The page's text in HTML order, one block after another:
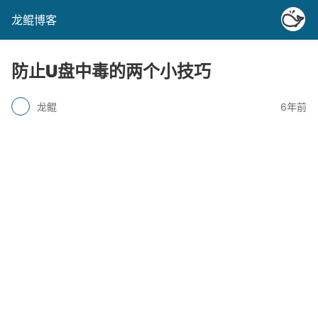
龙鲲博客
防止U盘中毒的两个小技巧
龙鲲 6年前